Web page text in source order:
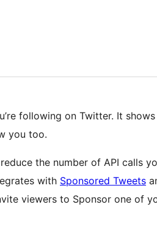
following on Twitter. It
you too.
the number of API calls
with Sponsored Tweets
viewers to Sponsor one of